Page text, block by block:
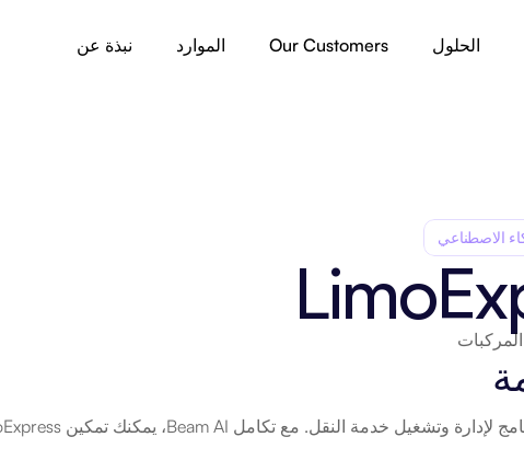
الاصطناعي
الحلول Our Customers الموارد نبذة عن